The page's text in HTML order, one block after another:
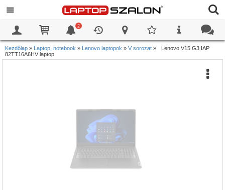
2
Kezdőlap » Laptop, notebook » Lenovo laptopok » V sorozat »
Lenovo V15 G3 IAP
82TT16A6HV laptop
0
0